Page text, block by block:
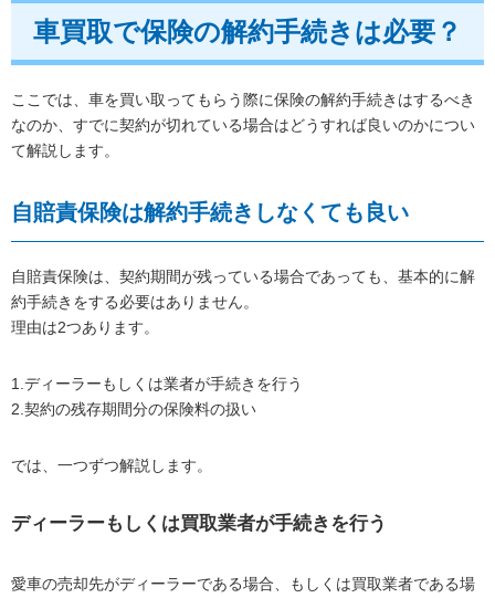
車買取で保険の解約手続きは必要？
ここでは、車を買い取ってもらう際に保険の解約手続きはするべき
なのか、すでに契約が切れている場合はどうすれば良いのかについ
て解説します。
自賠責保険は解約手続きしなくても良い
自賠責保険は、契約期間が残っている場合であっても、基本的に解
約手続きをする必要はありません。
理由は2つあります。
1.ディーラーもしくは業者が手続きを行う
2.契約の残存期間分の保険料の扱い
では、一つずつ解説します。
ディーラーもしくは買取業者が手続きを行う
愛車の売却先がディーラーである場合、もしくは買取業者である場